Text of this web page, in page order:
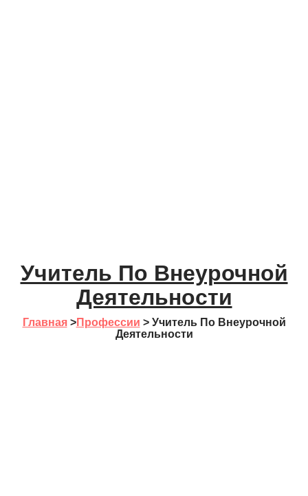
Учитель По Внеурочной
Деятельности
Главная>Профессии > Учитель По Внеурочной
Деятельности